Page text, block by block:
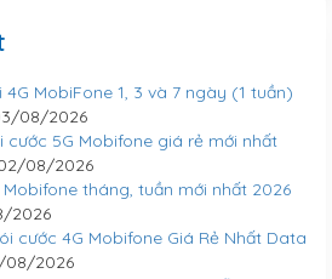
MobiFone 1, 3 và 7 ngày (1 tuần)
08/2026
5G Mobifone giá rẻ mới nhất
08/2026
tháng, tuần mới nhất 2026
2026
cước 4G Mobifone Giá Rẻ Nhất Data
08/2026